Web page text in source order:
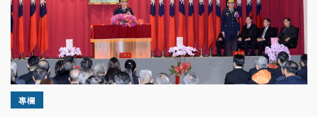
專欄